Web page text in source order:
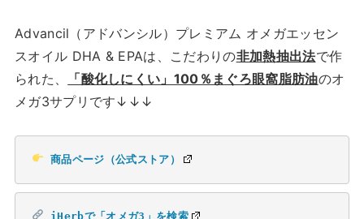
Advancil（アドバンシル）プレミアム オメガエッセン
スオイル DHA & EPAは、こだわりの非加熱抽出法で作
られた、
「酸化しにくい」100％まぐろ眼窩脂肪油のオ
メガ3サプリです↓↓↓
商品ページ（公式ストア）
iHerbで「オメガ3」を検索